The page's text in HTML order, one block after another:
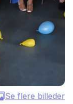
Se flere billeder